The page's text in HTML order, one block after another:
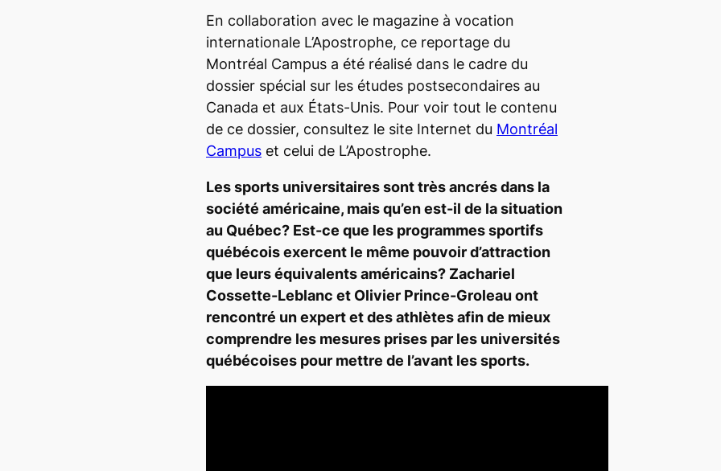
En collaboration avec le magazine à vocation
internationale L’Apostrophe, ce reportage du
Montréal Campus a été réalisé dans le cadre du
dossier spécial sur les études postsecondaires au
Canada et aux États-Unis. Pour voir tout le contenu
de ce dossier, consultez le site Internet du Montréal
Campus et celui de L’Apostrophe.
Les sports universitaires sont très ancrés dans la
société américaine, mais qu’en est-il de la situation
au Québec? Est-ce que les programmes sportifs
québécois exercent le même pouvoir d’attraction
que leurs équivalents américains? Zachariel
Cossette-Leblanc et Olivier Prince-Groleau ont
rencontré un expert et des athlètes afin de mieux
comprendre les mesures prises par les universités
québécoises pour mettre de l’avant les sports.